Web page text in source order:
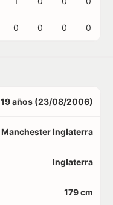
0 0 0 0
19 años (23/08/2006)
Manchester Inglaterra
Inglaterra
179 cm